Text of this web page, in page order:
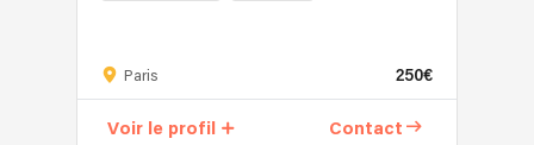
Paris 250€
Voir le profil Contact